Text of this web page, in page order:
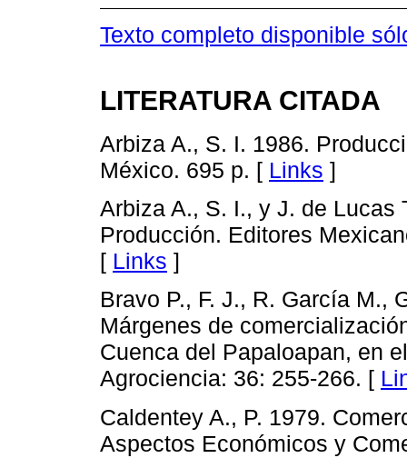
Texto completo disponible
LITERATURA CITADA
Arbiza A., S. I. 1986.
México. 695 p. [ Links ]
Arbiza A., S. I., y J. de Lucas
Producción. Editores
[ Links ]
Bravo P., F. J., R. García M.,
Márgenes de
Cuenca del Papaloapan, en
Agrociencia: 36: 255-266. [
Caldentey A., P. 1979.
Aspectos Económicos y